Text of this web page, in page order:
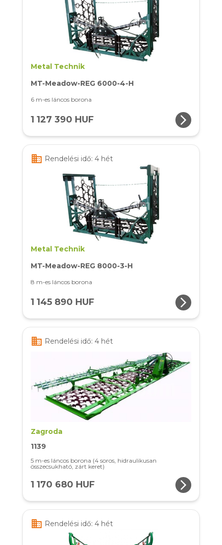
Metal Technik
MT-Meadow-REG 6000-4-H
6 m-es láncos borona
1 127 390 HUF arrow_forward_ios
business Rendelési idő: 4 hét
Metal Technik
MT-Meadow-REG 8000-3-H
8 m-es láncos borona
1 145 890 HUF arrow_forward_ios
business Rendelési idő: 4 hét
Zagroda
1139
5 m-es láncos borona (4 soros, hidraulikusan
összecsukható, zárt keret)
1 170 680 HUF arrow_forward_ios
business Rendelési idő: 4 hét